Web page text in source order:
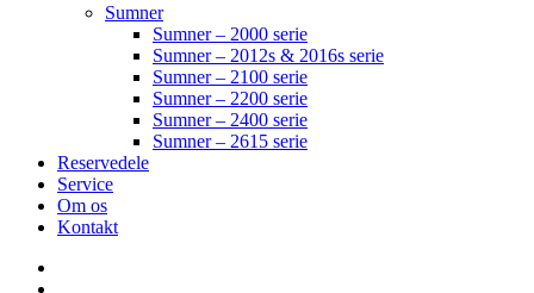
Sumner
Sumner – 2000 serie
Sumner – 2012s & 2016s serie
Sumner – 2100 serie
Sumner – 2200 serie
Sumner – 2400 serie
Sumner – 2615 serie
Reservedele
Service
Om os
Kontakt